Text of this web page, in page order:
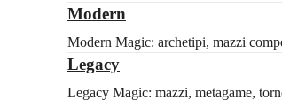
Modern
Modern Magic: archetipi, mazzi
Legacy
Legacy Magic: mazzi, metagame,